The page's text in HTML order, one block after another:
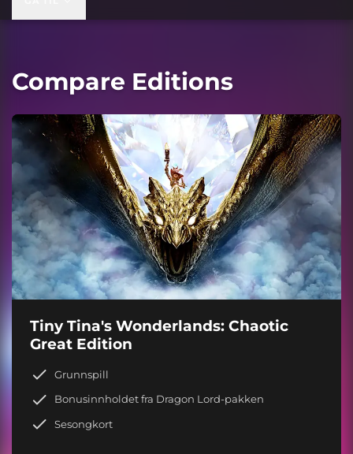
Compare Editions
Tiny Tina's Wonderlands: Chaotic
Great Edition
Grunnspill
Bonusinnholdet fra Dragon Lord-pakken
Sesongkort